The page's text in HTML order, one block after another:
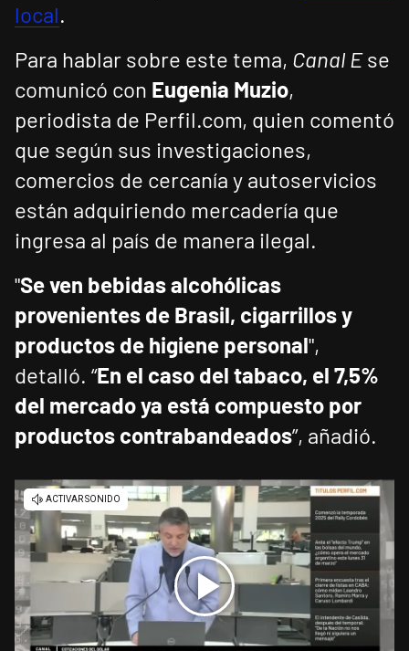
local.
Para hablar sobre este tema, Canal Ese
comunicó con Eugenia Muzio,
periodista de Perfil.com, quien comentó
que según sus investigaciones,
comercios de cercanía y autoservicios
están adquiriendo mercadería que
ingresa al país de manera ilegal.
"Se ven bebidas alcohólicas
provenientes de Brasil, cigarrillos y
productos de higiene personal",
detalló. “En el caso del tabaco, el 7,5%
del mercado ya está compuesto por
productos contrabandeados”, añadió.